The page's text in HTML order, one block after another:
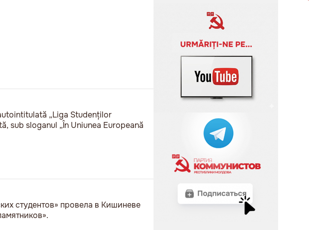
„Liga Studenților
sub sloganul „În Uniunea Europeană
студентов» провела в Кишиневе